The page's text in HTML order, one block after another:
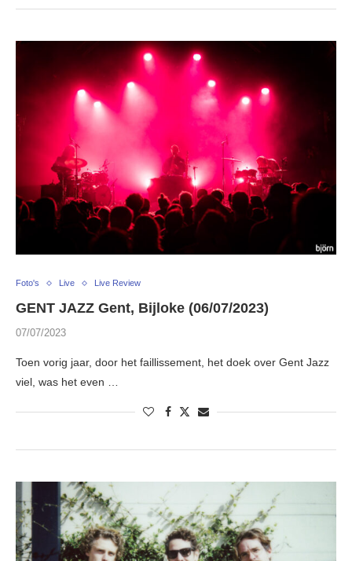
Foto's Live Live Review
GENT JAZZ Gent, Bijloke (06/07/2023)
07/07/2023
Toen vorig jaar, door het faillissement, het doek over Gent Jazz
viel, was het even …